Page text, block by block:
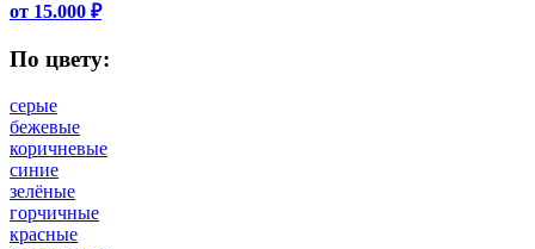
от 15.000 ₽
По цвету:
серые
бежевые
коричневые
синие
зелёные
горчичные
красные